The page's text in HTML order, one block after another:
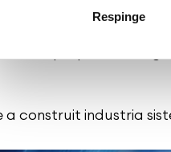
Respinge
este
construit industria